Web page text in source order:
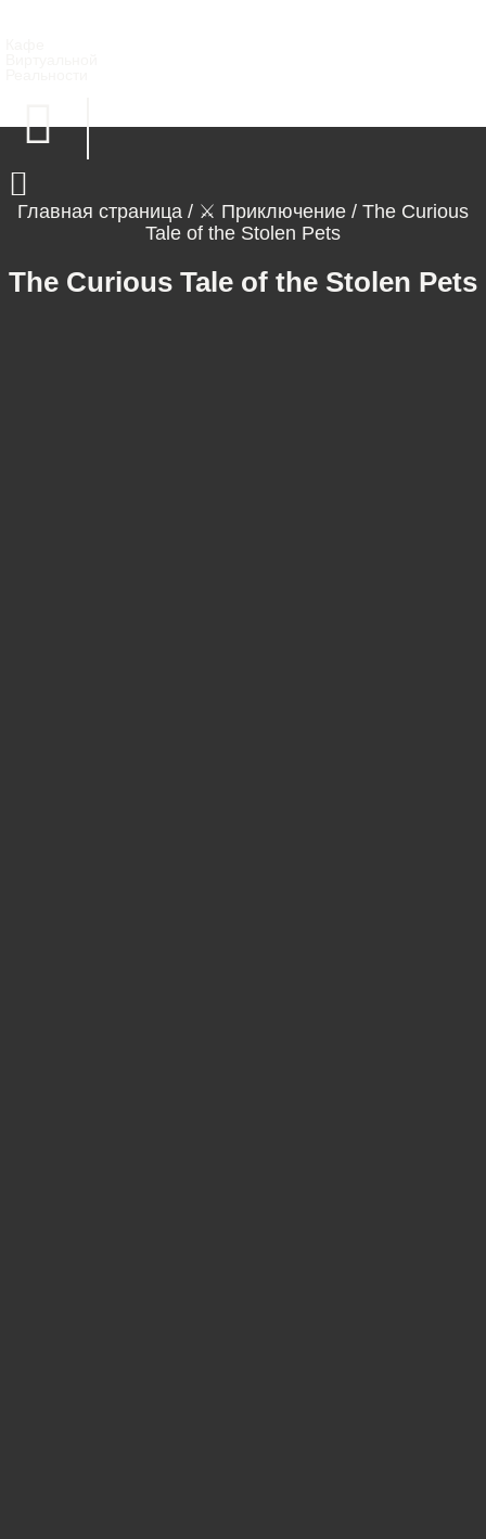
Главная страница / ⚔ Приключение / The Curious
Tale of the Stolen Pets
The Curious Tale of the Stolen Pets